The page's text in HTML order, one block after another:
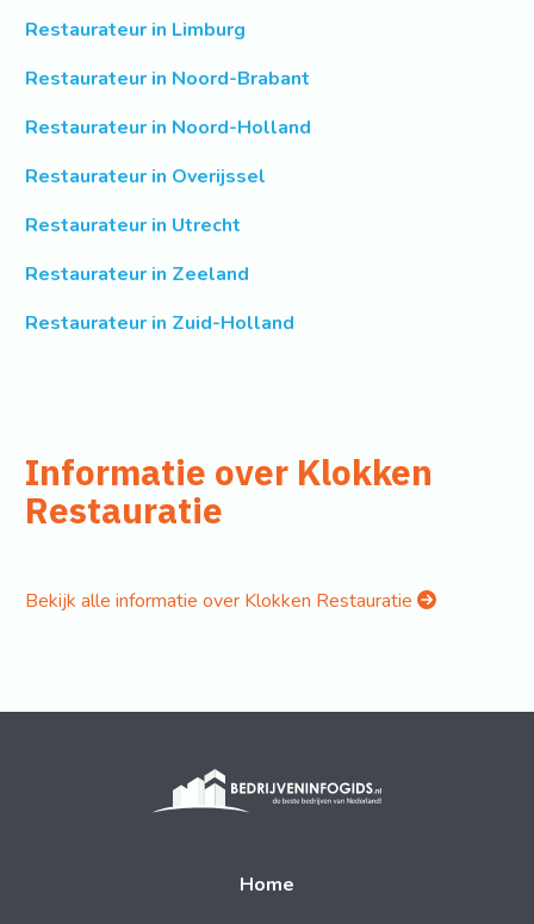
Restaurateur in Limburg
Restaurateur in Noord-Brabant
Restaurateur in Noord-Holland
Restaurateur in Overijssel
Restaurateur in Utrecht
Restaurateur in Zeeland
Restaurateur in Zuid-Holland
Informatie over Klokken
Restauratie
Bekijk alle informatie over Klokken Restauratie
Home